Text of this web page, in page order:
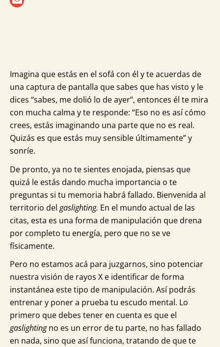
Imagina que estás en el sofá con él y te acuerdas de
una captura de pantalla que sabes que has visto y le
dices “sabes, me dolió lo de ayer”, entonces él te mira
con mucha calma y te responde: “Eso no es así cómo
crees, estás imaginando una parte que no es real.
Quizás es que estás muy sensible últimamente” y
sonríe.
De pronto, ya no te sientes enojada, piensas que
quizá le estás dando mucha importancia o te
preguntas si tu memoria habrá fallado. Bienvenida al
territorio del gaslighting. En el mundo actual de las
citas, esta es una forma de manipulación que drena
por completo tu energía, pero que no se ve
físicamente.
Pero no estamos acá para juzgarnos, sino potenciar
nuestra visión de rayos X e identificar de forma
instantánea este tipo de manipulación. Así podrás
entrenar y poner a prueba tu escudo mental. Lo
primero que debes tener en cuenta es que el
gaslightingno es un error de tu parte, no has fallado
en nada, sino que así funciona, tratando de que te